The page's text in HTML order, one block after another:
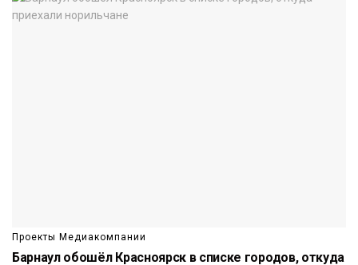
Проекты Медиакомпании
Барнаул обошёл Красноярск в списке городов, откуда